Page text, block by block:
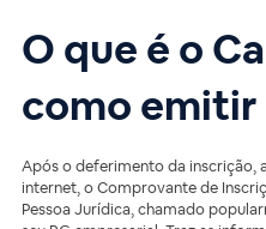
O que é o
como
Após o deferimento da inscrição,
internet, o Comprovante de
Pessoa Jurídica, chamado